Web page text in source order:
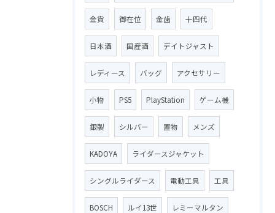
金貨 御在位 金歯 十四代
日本酒 国産酒 デイトジャスト
レディース バッグ アクセサリー
小物 PS5 PlayStation ゲーム機
銀製 シルバー 置物 メンズ
KADOYA ライダースジャケット
シングルライダース 電動工具 工具
BOSCH ルイ13世 レミーマルタン